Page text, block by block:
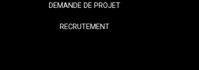
DEMANDE DE PROJET
RECRUTEMENT